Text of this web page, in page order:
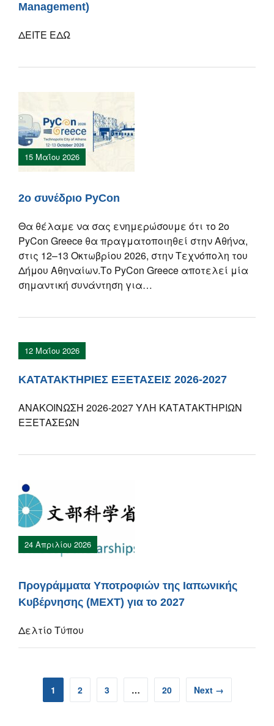
Management)
ΔΕΙΤΕ ΕΔΩ
15 Μαΐου 2026
2ο συνέδριο PyCon
Θα θέλαμε να σας ενημερώσουμε ότι το 2ο
PyCon Greece θα πραγματοποιηθεί στην Αθήνα,
στις 12–13 Οκτωβρίου 2026, στην Τεχνόπολη του
Δήμου Αθηναίων.Το PyCon Greece αποτελεί μία
σημαντική συνάντηση για…
12 Μαΐου 2026
ΚΑΤΑΤΑΚΤΗΡΙΕΣ ΕΞΕΤΑΣΕΙΣ 2026-2027
ΑΝΑΚΟΙΝΩΣΗ 2026-2027 ΥΛΗ ΚΑΤΑΤΑΚΤΗΡΙΩΝ
ΕΞΕΤΑΣΕΩΝ
24 Απριλίου 2026
Προγράμματα Yποτροφιών της Ιαπωνικής
Κυβέρνησης (ΜΕΧΤ) για το 2027
Δελτίο Τύπου
1 2 3 … 20 Next →